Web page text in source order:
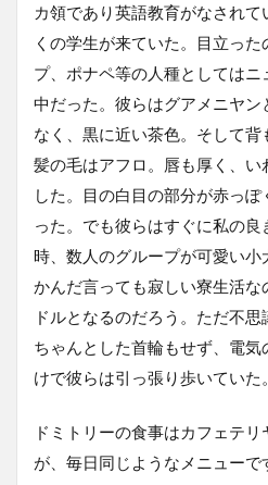
カ領であり英語教育がなされ
くの学生が来ていた。目立っ
プ、ポナペ等の人種としては
中だった。彼らはグアメニヤ
なく、黒に近い茶色。そして背
髪の毛はアフロ。唇も厚く、
した。目の白目の部分が赤っ
った。でも彼らはすぐに私の良
時、数人のグループが可愛い
かんだ言っても寂しい寮生活な
ドルとなるのだろう。ただ不
ちゃんとした首輪もせず、電
けで彼らは引っ張り歩いていた。
ドミトリーの食事はカフェテ
が、毎日同じようなメニューで